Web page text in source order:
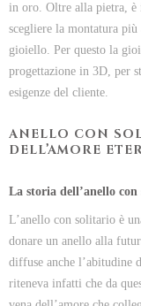
in oro. Oltre alla pietra, è
scegliere la montatura
gioiello. Per questo la
progettazione in 3D, per
esigenze del cliente.
ANELLO CON
DELL’AMORE
La storia dell’anello
L’anello con solitario è
donare un anello alla
diffuse anche l’abitudine
riteneva infatti che da